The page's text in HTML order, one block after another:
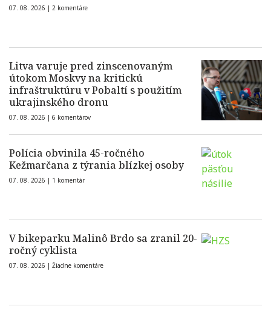
07. 08. 2026 | 2 komentáre
Litva varuje pred zinscenovaným
útokom Moskvy na kritickú
infraštruktúru v Pobaltí s použitím
ukrajinského dronu
07. 08. 2026 | 6 komentárov
Polícia obvinila 45-ročného
Kežmarčana z týrania blízkej osoby
07. 08. 2026 | 1 komentár
V bikeparku Malinô Brdo sa zranil 20-
ročný cyklista
07. 08. 2026 | Žiadne komentáre